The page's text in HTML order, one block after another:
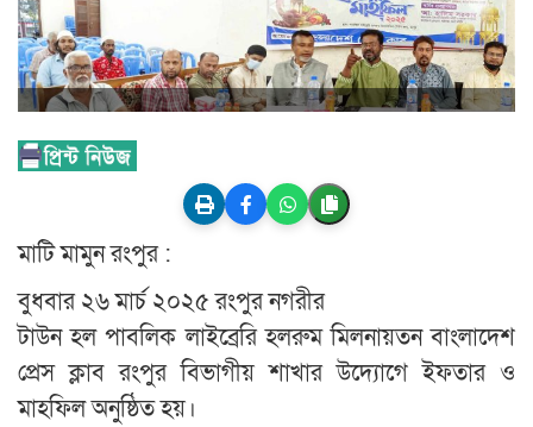
মাটি মামুন রংপুর :
বুধবার ২৬ মার্চ ২০২৫ রংপুর নগরীর
টাউন হল পাবলিক লাইব্রেরি হলরুম মিলনায়তন বাংলাদেশ
প্রেস ক্লাব রংপুর বিভাগীয় শাখার উদ্যোগে ইফতার ও
মাহফিল অনুষ্ঠিত হয়।